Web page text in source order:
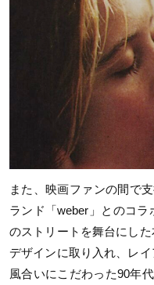
また、映画ファンの間で
ランド「weber」とのコ
のストリートを舞台にし
デザインに取り入れ、レ
風合いにこだわった90年